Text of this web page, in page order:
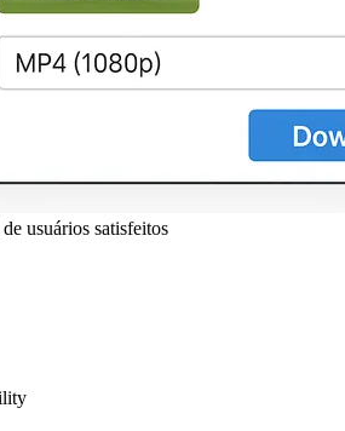
usuários satisfeitos